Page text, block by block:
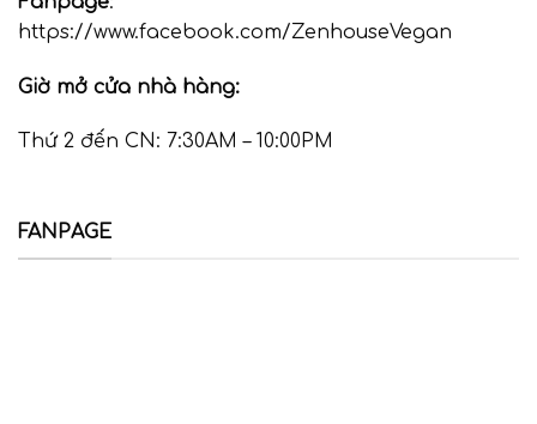
https://www.facebook.com/ZenhouseVegan
Giờ mở cửa nhà hàng:
Thứ 2 đến CN: 7:30AM – 10:00PM
FANPAGE